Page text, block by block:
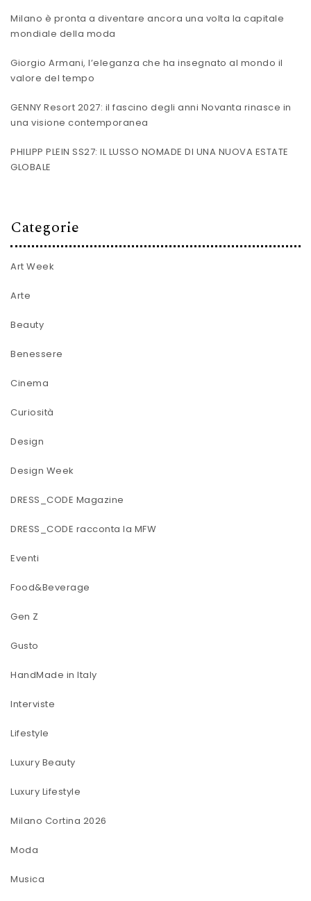
Milano è pronta a diventare ancora una volta la capitale
mondiale della moda
Giorgio Armani, l’eleganza che ha insegnato al mondo il
valore del tempo
GENNY Resort 2027: il fascino degli anni Novanta rinasce in
una visione contemporanea
PHILIPP PLEIN SS27: IL LUSSO NOMADE DI UNA NUOVA ESTATE
GLOBALE
Categorie
Art Week
Arte
Beauty
Benessere
Cinema
Curiosità
Design
Design Week
DRESS_CODE Magazine
DRESS_CODE racconta la MFW
Eventi
Food&Beverage
Gen Z
Gusto
HandMade in Italy
Interviste
Lifestyle
Luxury Beauty
Luxury Lifestyle
Milano Cortina 2026
Moda
Musica